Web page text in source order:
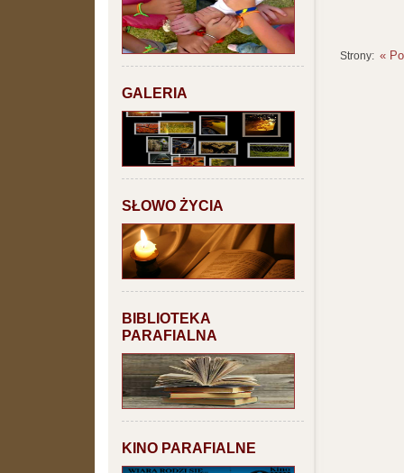
GALERIA
SŁOWO ŻYCIA
BIBLIOTEKA
PARAFIALNA
KINO PARAFIALNE
Strony: «